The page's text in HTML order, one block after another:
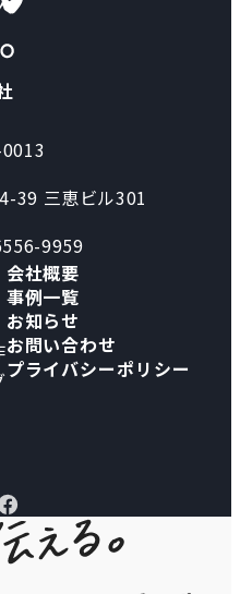
39 三恵ビル301
9959
会社概要
事例一覧
お知らせ
お問い合わせ
プライバシーポリシー